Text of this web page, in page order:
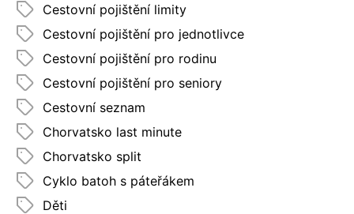
Cestovní pojištění limity
Cestovní pojištění pro jednotlivce
Cestovní pojištění pro rodinu
Cestovní pojištění pro seniory
Cestovní seznam
Chorvatsko last minute
Chorvatsko split
Cyklo batoh s páteřákem
Děti